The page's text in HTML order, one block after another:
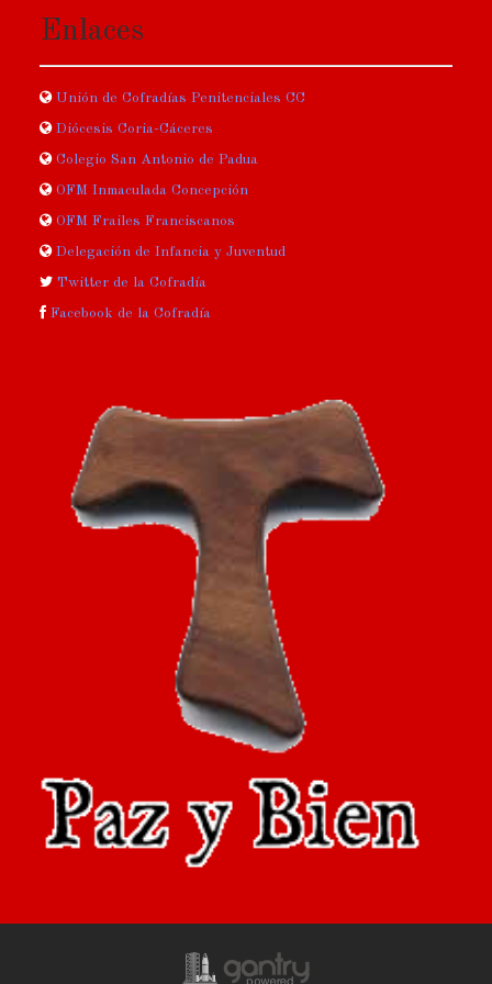
Enlaces
Unión de Cofradías Penitenciales CC
Diócesis Coria-Cáceres
Colegio San Antonio de Padua
OFM Inmaculada Concepción
OFM Frailes Franciscanos
Delegación de Infancia y Juventud
Twitter de la Cofradía
Facebook de la Cofradía